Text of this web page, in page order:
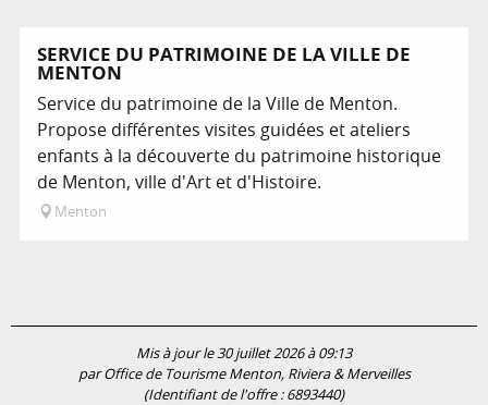
SERVICE DU PATRIMOINE DE LA VILLE DE
MENTON
Service du patrimoine de la Ville de Menton.
Propose différentes visites guidées et ateliers
enfants à la découverte du patrimoine historique
de Menton, ville d'Art et d'Histoire.
Menton
Mis à jour le 30 juillet 2026 à 09:13
par Office de Tourisme Menton, Riviera & Merveilles
(Identifiant de l'offre :6893440)